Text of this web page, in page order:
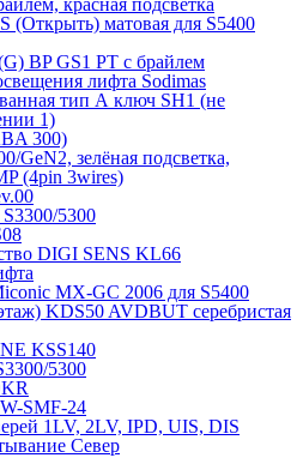
красная подсветка
(Открыть) матовая для S5400
BP GS1 PT с брайлем
лифта Sodimas
тип А ключ SH1 (не
1)
300)
GeN2, зелёная подсветка,
(4pin 3wires)
5300
DIGI SENS KL66
MX-GC 2006 для S5400
KDS50 AVDBUT серебристая
KSS140
5300
SMF-24
1LV, 2LV, IPD, UIS, DIS
Cевер